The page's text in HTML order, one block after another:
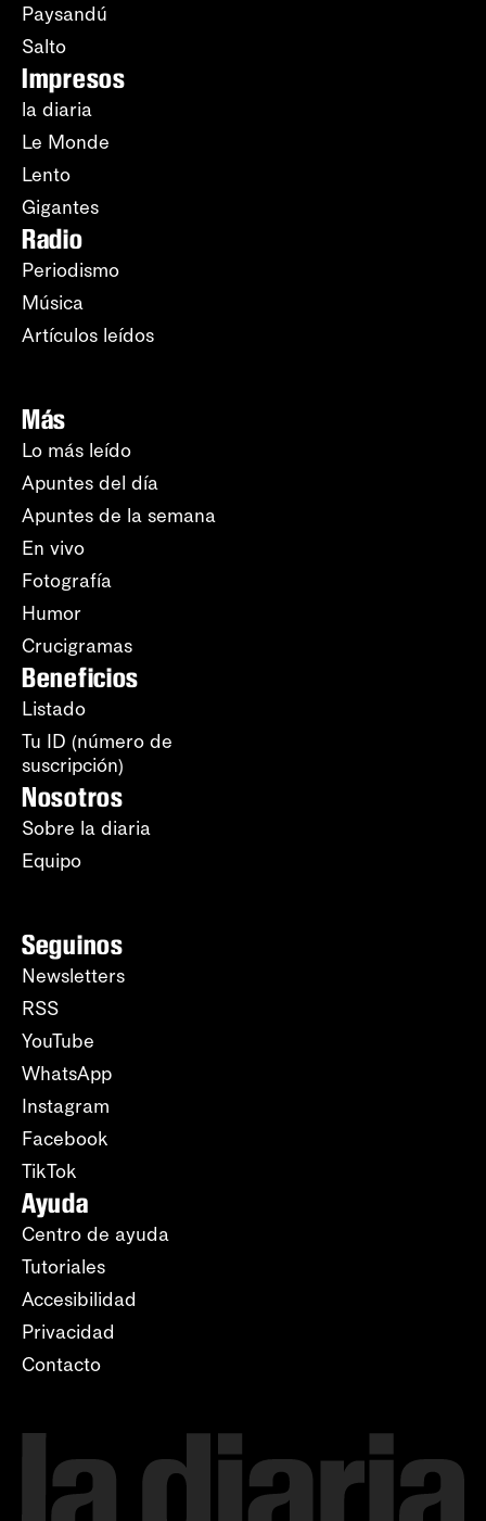
Paysandú
Salto
Impresos
la diaria
Le Monde
Lento
Gigantes
Radio
Periodismo
Música
Artículos leídos
Más
Lo más leído
Apuntes del día
Apuntes de la semana
En vivo
Fotografía
Humor
Crucigramas
Beneficios
Listado
Tu ID (número de
suscripción)
Nosotros
Sobre la diaria
Equipo
Seguinos
Newsletters
RSS
YouTube
WhatsApp
Instagram
Facebook
TikTok
Ayuda
Centro de ayuda
Tutoriales
Accesibilidad
Privacidad
Contacto